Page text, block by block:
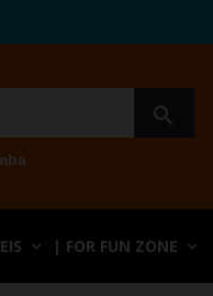
search
| FOR FUN ZONE